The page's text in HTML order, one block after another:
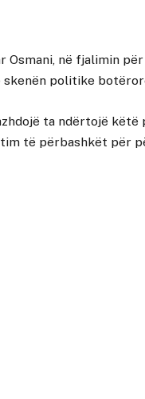
Osmani, në fjalimin
politike
ta ndërtojë
të përbashkët për